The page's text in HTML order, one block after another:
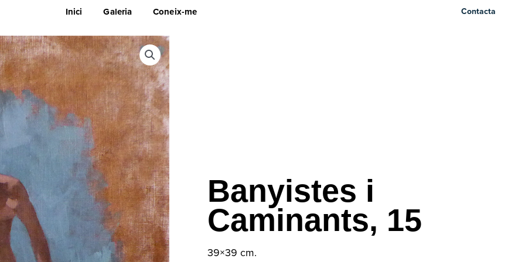
Inici Galeria Coneix-me Contacta
Banyistes i
Caminants, 15
39×39 cm.